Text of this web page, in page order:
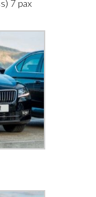
7 pax